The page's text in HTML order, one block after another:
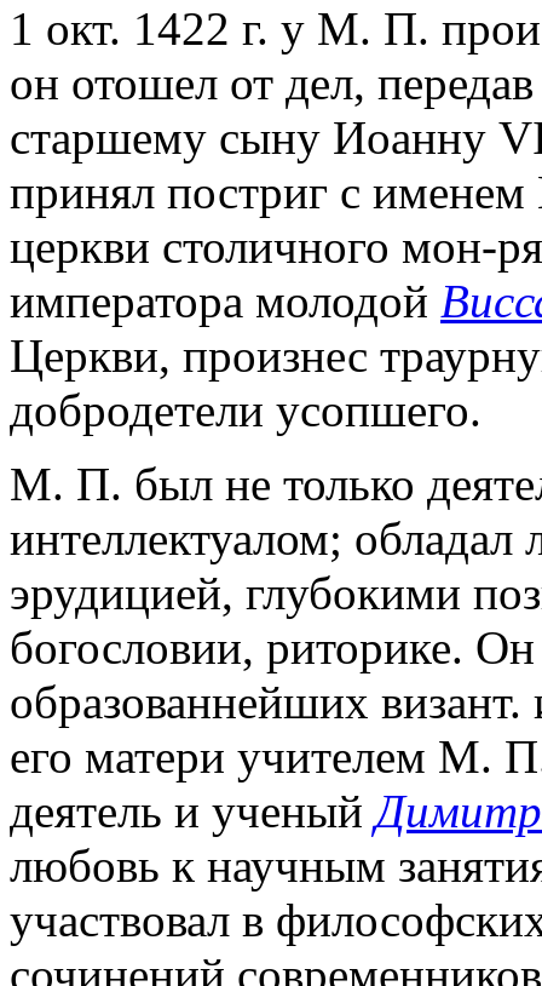
1 окт. 1422 г. у М. П.
он отошел от дел,
старшему сыну Иоанну
принял постриг с
церкви столичного мон-
императора молодой
Церкви, произнес
добродетели усопшего.
М. П. был не только
интеллектуалом;
эрудицией, глубокими
богословии, риторике.
образованнейших
его матери учителем М.
деятель и ученый
любовь к научным
участвовал в
сочинений